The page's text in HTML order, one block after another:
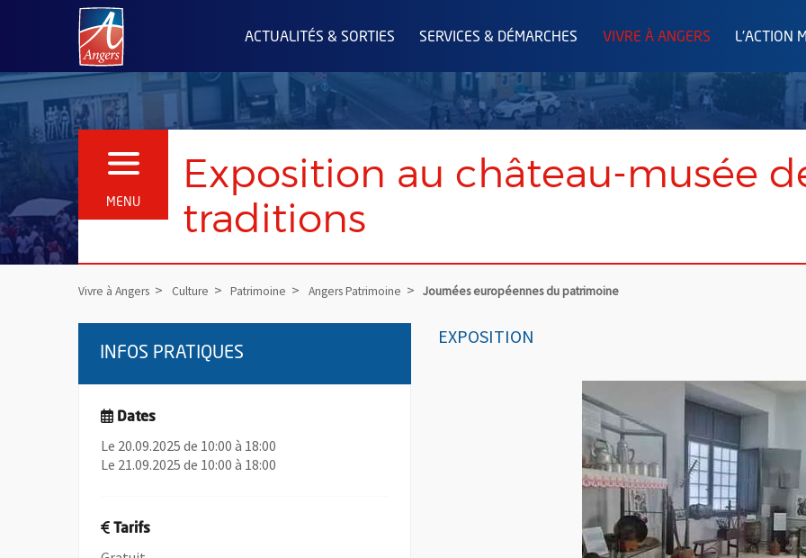
Angers.fr : Retour à l'accueil
ACTUALITÉS & SORTIES SERVICES & DÉMARCHES VIVRE À ANGERS L'ACTION
MENU
OUVRIR LE MENU
Exposition au château-musée
traditions
Vivre à Angers Culture Patrimoine Angers Patrimoine Journées européennes du patrimoine
EXPOSITION
INFOS PRATIQUES
Dates
Le 20.09.2025 de 10:00 à 18:00
Le 21.09.2025 de 10:00 à 18:00
Tarifs